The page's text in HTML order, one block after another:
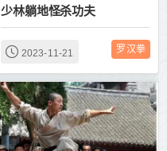
少林躺地怪杀功夫
2023-11-21 罗汉拳